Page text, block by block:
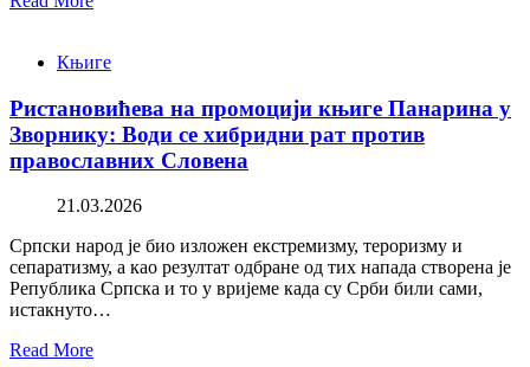
Књиге
Ристановићева на промоцији књиге Панарина у
Зворнику: Води се хибридни рат против
православних Словена
21.03.2026
Српски народ је био изложен екстремизму, тероризму и
сепаратизму, а као резултат одбране од тих напада створена је
Република Српска и то у вријеме када су Срби били сами,
истакнуто…
Read More